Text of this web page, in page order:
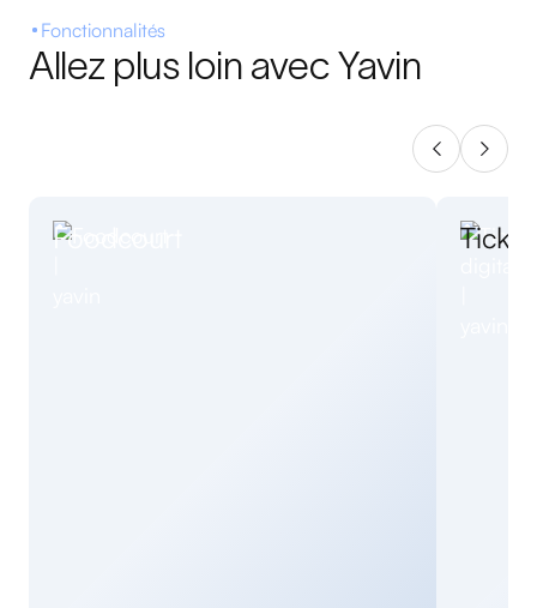
Fonctionnalités
Allez plus loin avec Yavin
Foodcourt